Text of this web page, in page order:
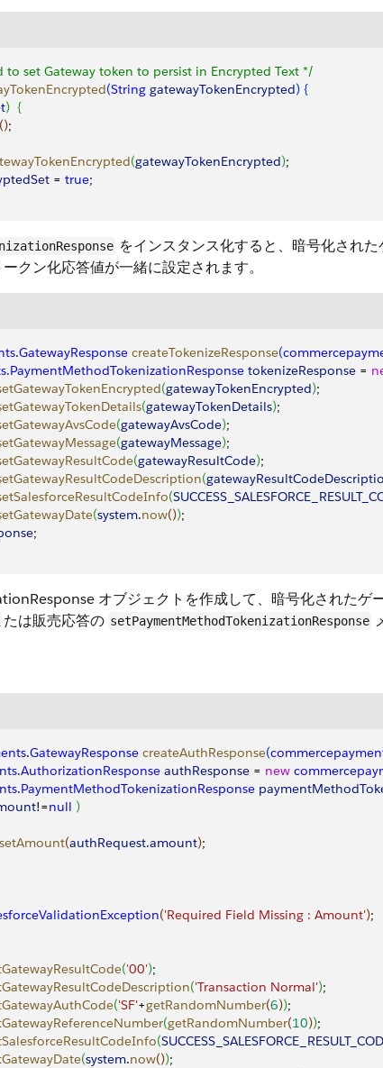
set Gateway token to persist in Encrypted Text */
(String gatewayTokenEncrypted) {
) {
();
(gatewayTokenEncrypted);
= true;
をインスタンス化すると、暗号化され
クン化応答値が一緒に設定されます。
.GatewayResponse createTokenizeResponse(
.PaymentMethodTokenizationResponse tokenizeResponse =
(gatewayTokenEncrypted);
(gatewayTokenDetails);
(gatewayAvsCode);
(gatewayMessage);
(gatewayResultCode);
(
(
(system.now());
;
オブジェクトを作成して、暗号化されたゲ
は販売応答の setPaymentMethodTokenizationResponse
.GatewayResponse createAuthResponse(
.AuthorizationResponse authResponse = new
.PaymentMethodTokenizationResponse
!=null )
setAmount(authRequest.amount);
('Required Field Missing : Amount');
('00');
('Transaction Normal');
('SF'+getRandomNumber(6));
(getRandomNumber(10));
(
(system.now());